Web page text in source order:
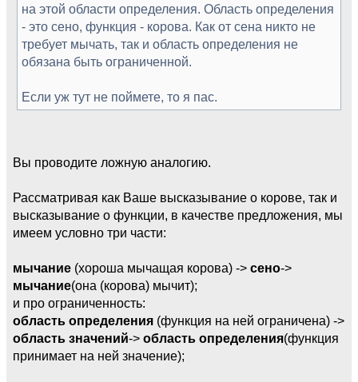
на этой области определения. Область определения
- это сено, функция - корова. Как от сена никто не
требует мычать, так и область определения не
обязана быть ограниченной.
Если уж тут не поймете, то я пас.
Вы проводите ложную аналогию.
Рассматривая как Ваше высказывание о корове, так и
высказывание о функции, в качестве предложения, мы
имеем условно три части:
мычание (хороша мычащая корова) -> сено->
мычание(она (корова) мычит);
и про ограниченность:
область определения (функция на ней ограничена) ->
область значений-> область определения(функция
принимает на ней значение);